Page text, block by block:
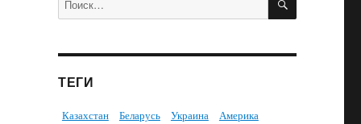
ТЕГИ
Казахстан Беларусь Украина
Америка